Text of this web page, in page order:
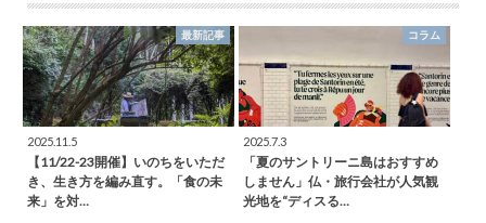
最新記事
2025.11.5
【11/22-23開催】いのちをいただ
き、生き方を編み直す。「食の未
来」を対…
コラム
2025.7.3
「夏のサントリーニ島はおすすめ
しません」仏・旅行会社が人気観
光地を“ディスる…